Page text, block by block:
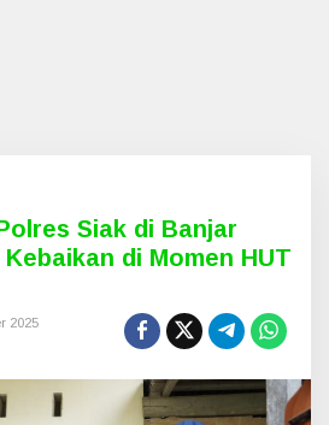
Siak di Banjar
di Momen HUT
2025